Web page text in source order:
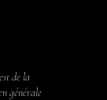
de la
générale